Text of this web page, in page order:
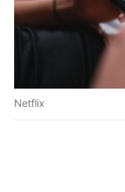
Netflix